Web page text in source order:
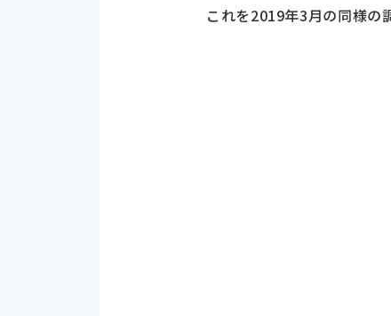
これを2019年3月の同様の